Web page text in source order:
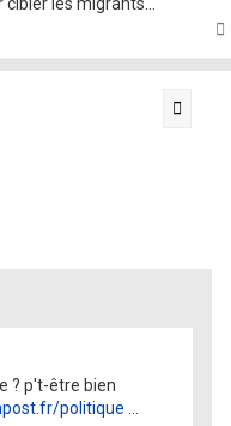
? p't-être bien
politique ...